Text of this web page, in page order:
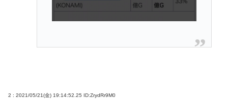
2 : 2021/05/21(金) 19:14:52.25 ID:ZrydRr9M0